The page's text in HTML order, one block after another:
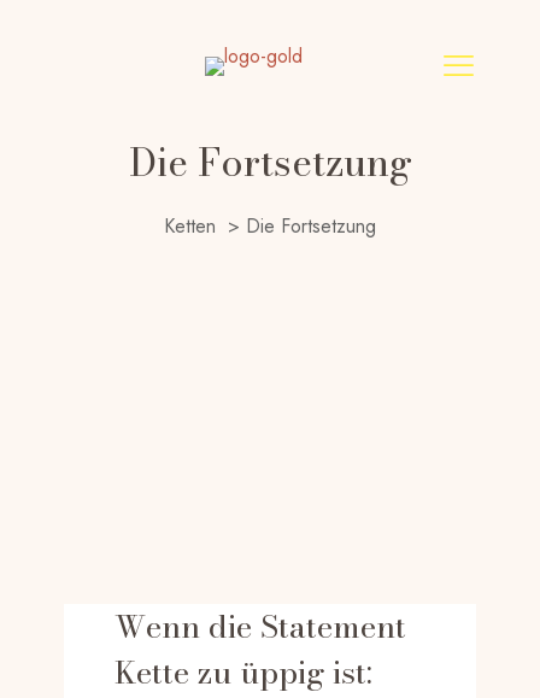
Die Fortsetzung
Ketten > Die Fortsetzung
Wenn die Statement
Kette zu üppig ist: